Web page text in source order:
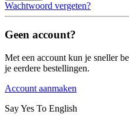
Wachtwoord vergeten?
Geen account?
Met een account kun je sneller
je eerdere bestellingen.
Account aanmaken
Say Yes To English